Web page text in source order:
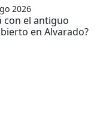
2026
con el antiguo
en Alvarado?